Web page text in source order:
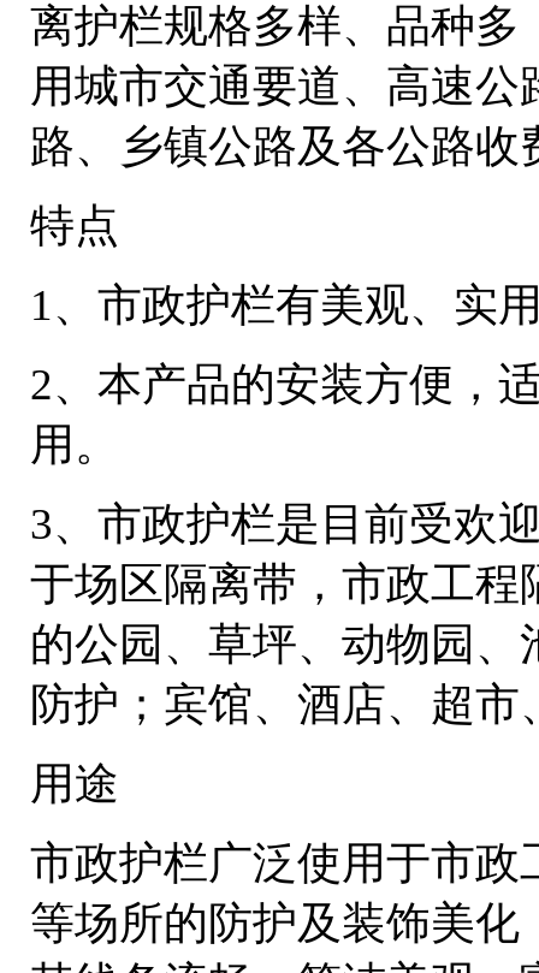
离护栏规格多样、品种
用城市交通要道、高速
路、乡镇公路及各公路收
特点
1、市政护栏有美观、实
2、本产品的安装方便，
用。
3、市政护栏是目前受欢
于场区隔离带，市政工
的公园、草坪、动物园
防护；宾馆、酒店、超
用途
市政护栏广泛使用于市政
等场所的防护及装饰美